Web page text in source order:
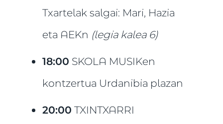
Txartelak salgai: Mari, Hazia
eta AEKn (legia kalea 6)
18:00 SKOLA MUSIKen
kontzertua Urdanibia plazan
20:00 TXINTXARRI